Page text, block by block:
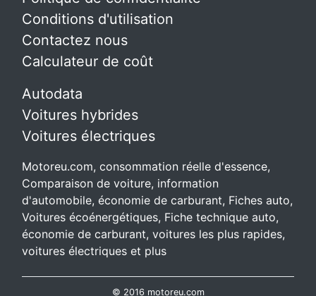
Conditions d'utilisation
Contactez nous
Calculateur de coût
Autodata
Voitures hybrides
Voitures électriques
Motoreu.com, consommation réelle d'essence,
Comparaison de voiture, information
d'automobile, économie de carburant, Fiches auto,
Voitures écoénergétiques, Fiche technique auto,
économie de carburant, voitures les plus rapides,
voitures électriques et plus
© 2016 motoreu.com